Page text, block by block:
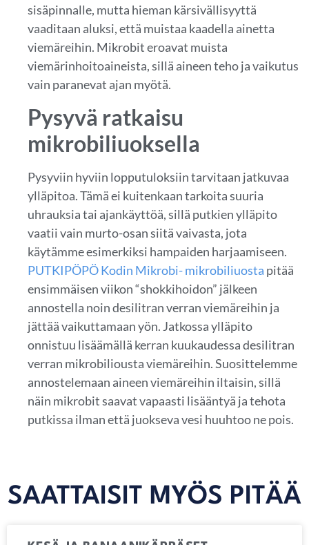
sisäpinnalle, mutta hieman kärsivällisyyttä
vaaditaan aluksi, että muistaa kaadella ainetta
viemäreihin. Mikrobit eroavat muista
viemärinhoitoaineista, sillä aineen teho ja vaikutus
vain paranevat ajan myötä.
Pysyvä ratkaisu
mikrobiliuoksella
Pysyviin hyviin lopputuloksiin tarvitaan jatkuvaa
ylläpitoa. Tämä ei kuitenkaan tarkoita suuria
uhrauksia tai ajankäyttöä, sillä putkien ylläpito
vaatii vain murto-osan siitä vaivasta, jota
käytämme esimerkiksi hampaiden harjaamiseen.
PUTKIPÖPÖ Kodin Mikrobi- mikrobiliuosta pitää
ensimmäisen viikon “shokkihoidon” jälkeen
annostella noin desilitran verran viemäreihin ja
jättää vaikuttamaan yön. Jatkossa ylläpito
onnistuu lisäämällä kerran kuukaudessa desilitran
verran mikrobiliousta viemäreihin. Suosittelemme
annostelemaan aineen viemäreihin iltaisin, sillä
näin mikrobit saavat vapaasti lisääntyä ja tehota
putkissa ilman että juokseva vesi huuhtoo ne pois.
SAATTAISIT MYÖS PITÄÄ